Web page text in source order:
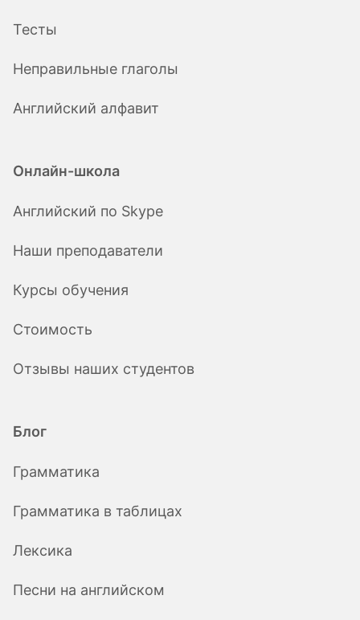
Тесты
Неправильные глаголы
Английский алфавит
Онлайн-школа
Английский по Skype
Наши преподаватели
Курсы обучения
Стоимость
Отзывы наших студентов
Блог
Грамматика
Грамматика в таблицах
Лексика
Песни на английском